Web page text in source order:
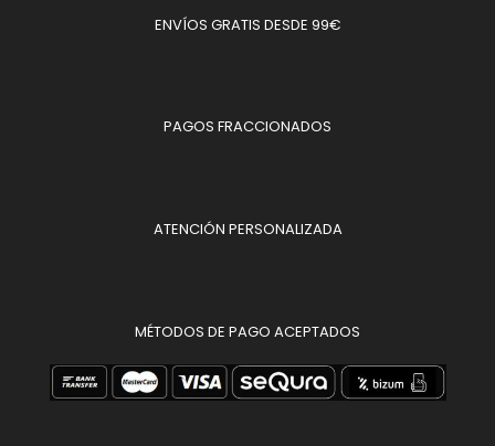
ENVÍOS GRATIS DESDE 99€
PAGOS FRACCIONADOS
ATENCIÓN PERSONALIZADA
MÉTODOS DE PAGO ACEPTADOS